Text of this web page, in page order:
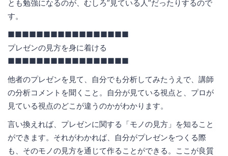
とも勉強になるのが、むしろ”見ている人”だったりするので
す。
■■■■■■■■■■■■■■■■■
プレゼンの見方を身に着ける
■■■■■■■■■■■■■■■■■
他者のプレゼンを見て、自分でも分析してみたうえで、講師
の分析コメントを聞くこと。自分が見ている視点と、プロが
見ている視点のどこが違うのかがわかります。
言い換えれば、プレゼンに関する「モノの見方」を知ること
ができます。それがわかれば、自分がプレゼンをつくる際
も、そのモノの見方を通じて作ることができる。ここが良質